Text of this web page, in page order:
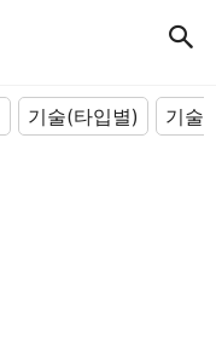
기술(타입별)
기술